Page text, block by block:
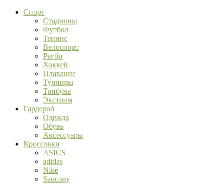
Спорт
Стадионы
Футбол
Теннис
Велоспорт
Регби
Хоккей
Плавание
Турниры
Трибуна
Экстрим
Гардероб
Одежда
Обувь
Аксессуары
Кроссовки
ASICS
adidas
Nike
Saucony